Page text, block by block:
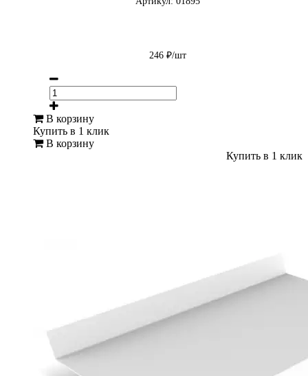
246 ₽/шт
В корзину
Купить в 1 клик
В корзину
Купить в 1 клик